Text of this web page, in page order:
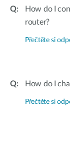
How do I
router?
Přečtěte si
How do I
Přečtěte si